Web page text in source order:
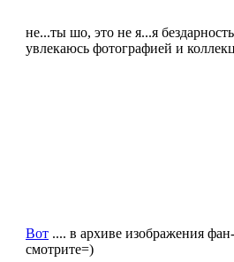
не...ты шо, это не я...я бездарность
увлекаюсь фотографией и
Вот .... в архиве изображения
смотрите=)